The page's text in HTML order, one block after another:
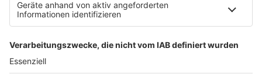
SUNSHINE LIVE 24/7 ELECTRONIC